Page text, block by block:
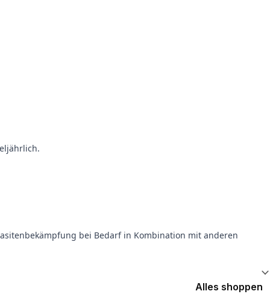
bei Bedarf in Kombination mit anderen
Alles shoppen